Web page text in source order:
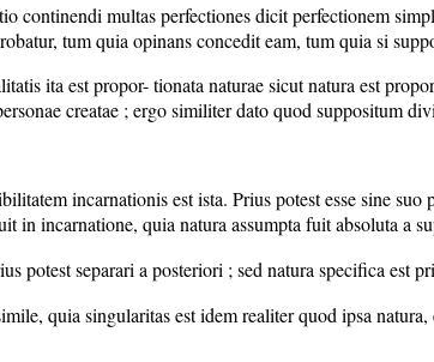
continendi multas perfectiones dicit perfectionem
tum quia opinans concedit eam, tum quia si
ita est propor- tionata naturae sicut natura est
creatae ; ergo similiter dato quod suppositum
incarnationis est ista. Prius potest esse sine
in incarnatione, quia natura assumpta fuit absoluta a
potest separari a posteriori ; sed natura specifica est
quia singularitas est idem realiter quod ipsa